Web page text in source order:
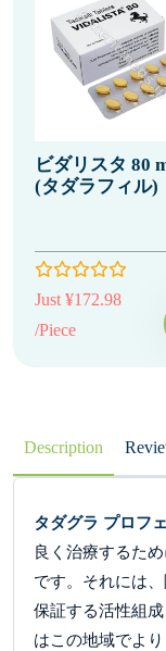
ビダリスタ 80
(タダラフィル)
Just ¥172.98
/Piece
Description
タダグラ プロフ
良く治療するた
です。それには
保証する活性組
はこの地域でよ